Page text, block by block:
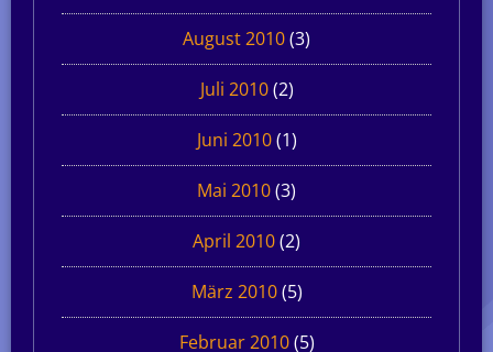
August 2010(3)
Juli 2010(2)
Juni 2010(1)
Mai 2010(3)
April 2010(2)
März 2010(5)
Februar 2010(5)